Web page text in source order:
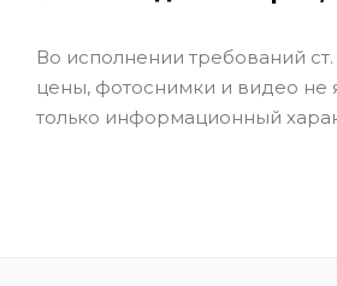
Во исполнении требований
цены, фотоснимки и видео не
только информационный